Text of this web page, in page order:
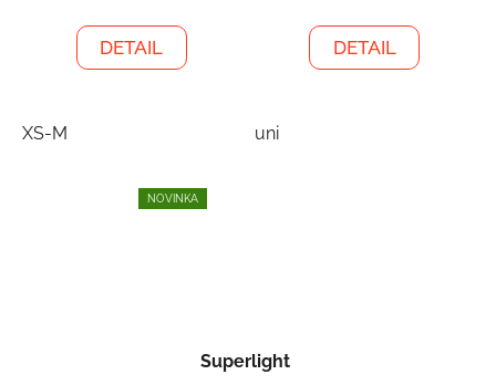
DETAIL
XS-M
DETAIL
uni
NOVINKA
Superlight